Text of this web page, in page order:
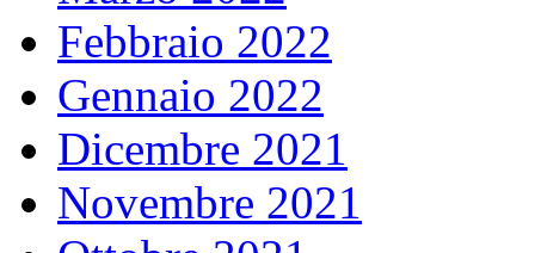
Febbraio 2022
Gennaio 2022
Dicembre 2021
Novembre 2021